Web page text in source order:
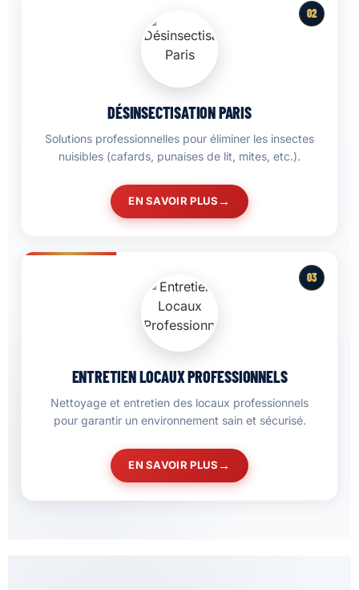
02
DÉSINSECTISATION PARIS
Solutions professionnelles pour éliminer les insectes
nuisibles (cafards, punaises de lit, mites, etc.).
EN SAVOIR PLUS
03
ENTRETIEN LOCAUX PROFESSIONNELS
Nettoyage et entretien des locaux professionnels
pour garantir un environnement sain et sécurisé.
EN SAVOIR PLUS